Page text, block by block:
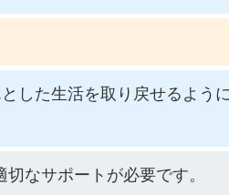
した生活を取り戻せるよう
なサポートが必要です。